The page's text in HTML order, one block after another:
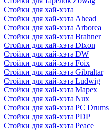
Стойки для хай-хэта
Стойки для хай-хэта Ahead
Стойки для хай-хэта Arborea
Стойки для хай-хэта Brahner
Стойки для хай-хэта Dixon
Стойки для хай-хэта DW
Стойки для хай-хэта Foix
Стойки для хай-хэта Gibraltar
Стойки для хай-хэта Ludwig
Стойки для хай-хэта Mapex
Стойки для хай-хэта Nux
Стойки для хай-хэта PC Drums
Стойки для хай-хэта PDP
Стойки для хай-хэта Peace